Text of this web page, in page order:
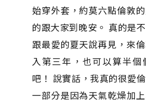
始穿外套，約莫六點倫敦
的跟大家到晚安。 真的是
跟最愛的夏天說再見，來
入第三年，也可以算半個
吧！ 說實話，我真的很愛
一部分是因為天氣乾燥加